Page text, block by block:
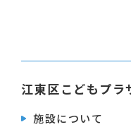
江東区こどもプラ
施設について